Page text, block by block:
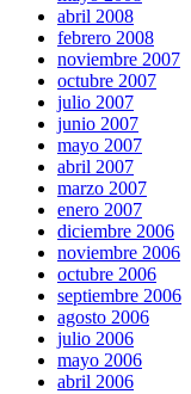
abril 2008
febrero 2008
noviembre 2007
octubre 2007
julio 2007
junio 2007
mayo 2007
abril 2007
marzo 2007
enero 2007
diciembre 2006
noviembre 2006
octubre 2006
septiembre 2006
agosto 2006
julio 2006
mayo 2006
abril 2006